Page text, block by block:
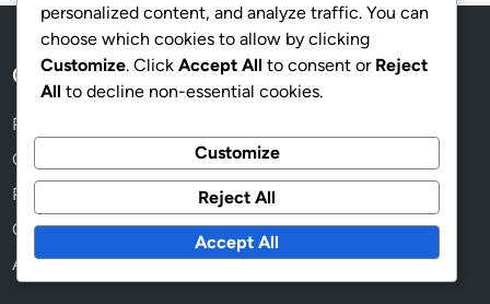
Collegamenti Rapidi
Politica di protezione dei dati
Contatto
Preferenze dei cookie
Chi Siamo
Accordo Utente
personalized content, and analyze traffic. You can
choose which cookies to allow by clicking
Customize. Click Accept All to consent or Reject
All to decline non-essential cookies.
Customize
Reject All
Accept All